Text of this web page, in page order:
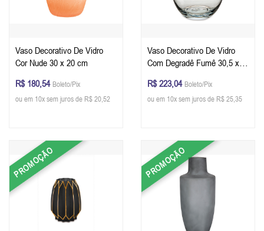
Vaso Decorativo De Vidro
Cor Nude 30 x 20 cm
R$ 180,54 Boleto/Pix
ou em 10x sem juros de R$ 20,52
Vaso Decorativo De Vidro
Com Degradê Fumê 30,5 x
R$ 223,04 Boleto/Pix
ou em 10x sem juros de R$ 25,35
PROMOÇÃO PROMOÇÃO